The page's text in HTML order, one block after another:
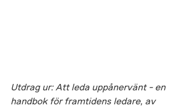
Utdrag ur: Att leda uppånervänt - en
handbok för framtidens ledare, av